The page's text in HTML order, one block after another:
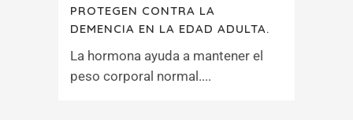
PROTEGEN CONTRA LA
DEMENCIA EN LA EDAD ADULTA.
La hormona ayuda a mantener el
peso corporal normal....